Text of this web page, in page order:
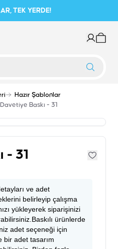
TEK YERDE!
Hazır Şablonlar
Davetiye Baskı - 31
- 31
ve adet
belirleyip çalışma
yükleyerek siparişinizi
ürünlerde
adet seçeneği için
bir adet tasarım